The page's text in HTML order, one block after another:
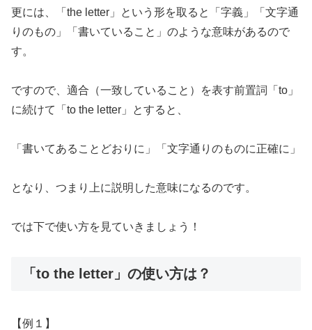
更には、「the letter」という形を取ると「字義」「文字通
りのもの」「書いていること」のような意味があるので
す。
ですので、適合（一致していること）を表す前置詞「to」
に続けて「to the letter」とすると、
「書いてあることどおりに」「文字通りのものに正確に」
となり、つまり上に説明した意味になるのです。
では下で使い方を見ていきましょう！
「to the letter」の使い方は？
【例１】